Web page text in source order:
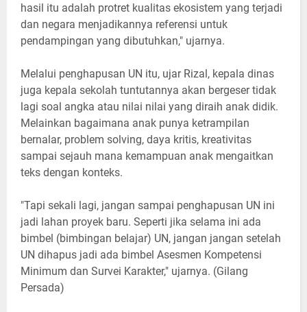
hasil itu adalah protret kualitas ekosistem yang terjadi
dan negara menjadikannya referensi untuk
pendampingan yang dibutuhkan," ujarnya.
Melalui penghapusan UN itu, ujar Rizal, kepala dinas
juga kepala sekolah tuntutannya akan bergeser tidak
lagi soal angka atau nilai nilai yang diraih anak didik.
Melainkan bagaimana anak punya ketrampilan
bernalar, problem solving, daya kritis, kreativitas
sampai sejauh mana kemampuan anak mengaitkan
teks dengan konteks.
"Tapi sekali lagi, jangan sampai penghapusan UN ini
jadi lahan proyek baru. Seperti jika selama ini ada
bimbel (bimbingan belajar) UN, jangan jangan setelah
UN dihapus jadi ada bimbel Asesmen Kompetensi
Minimum dan Survei Karakter," ujarnya. (Gilang
Persada)